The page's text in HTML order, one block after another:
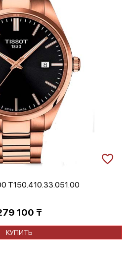
T150.410.33.051.00
100 ₸
КУПИТЬ